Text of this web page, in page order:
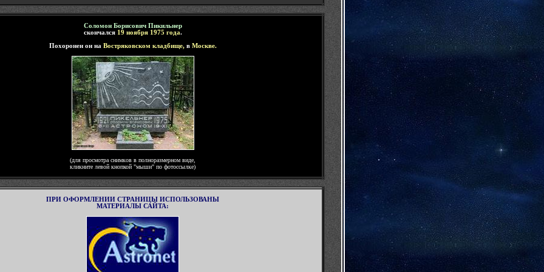
Соломон Борисович Пикильнер
скончался 19 ноября 1975 года.
Похоронен он на Востряковском кладбище,в Москве.
(для просмотра снимков в полноразмерном виде,
кликните левой кнопкой "мыши" по фотоссылке)
ПРИ ОФОРМЛЕНИИ СТРАНИЦЫ ИСПОЛЬЗОВАНЫ
МАТЕРИАЛЫ САЙТА: